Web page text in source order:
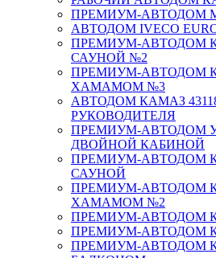
ПРЕМИУМ-АВТОДОМ
АВТОДОМ IVECO
ПРЕМИУМ-АВТОДОМ
САУНОЙ №2
ПРЕМИУМ-АВТОДОМ
ХАМАМОМ №3
АВТОДОМ КАМАЗ
РУКОВОДИТЕЛЯ
ПРЕМИУМ-АВТОДОМ
ДВОЙНОЙ КАБИНОЙ
ПРЕМИУМ-АВТОДОМ
САУНОЙ
ПРЕМИУМ-АВТОДОМ
ХАМАМОМ №2
ПРЕМИУМ-АВТОДОМ
ПРЕМИУМ-АВТОДОМ
ПРЕМИУМ-АВТОДОМ